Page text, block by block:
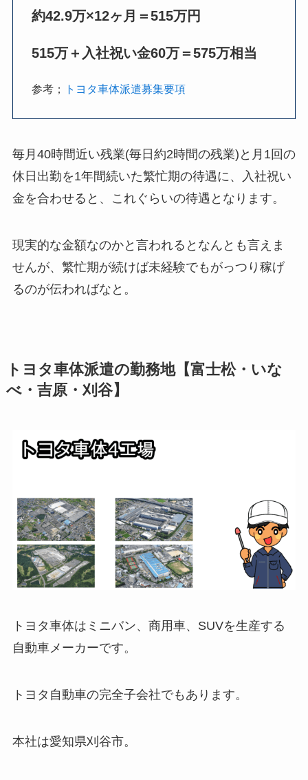
約42.9万×12ヶ月＝515万円
515万＋入社祝い金60万＝575万相当
参考； トヨタ車体派遣募集要項
毎月40時間近い残業(毎日約2時間の残業)と月1回の
休日出勤を1年間続いた繁忙期の待遇に、入社祝い
金を合わせると、これぐらいの待遇となります。
現実的な金額なのかと言われるとなんとも言えま
せんが、繁忙期が続けば未経験でもがっつり稼げ
るのが伝わればなと。
トヨタ車体派遣の勤務地【富士松・いな
べ・吉原・刈谷】
トヨタ車体はミニバン、商用車、SUVを生産する
自動車メーカーです。
トヨタ自動車の完全子会社でもあります。
本社は愛知県刈谷市。